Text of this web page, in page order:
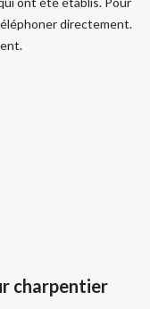
directement.
charpentier